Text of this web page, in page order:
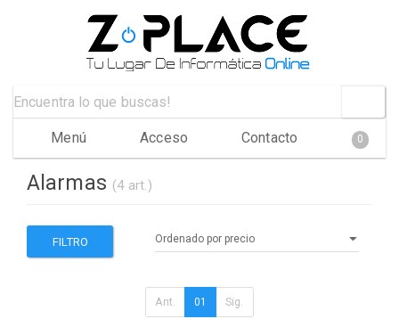
Menú Acceso Contacto 0
Alarmas (4 art.)
FILTRO
Ant. 01 Sig.